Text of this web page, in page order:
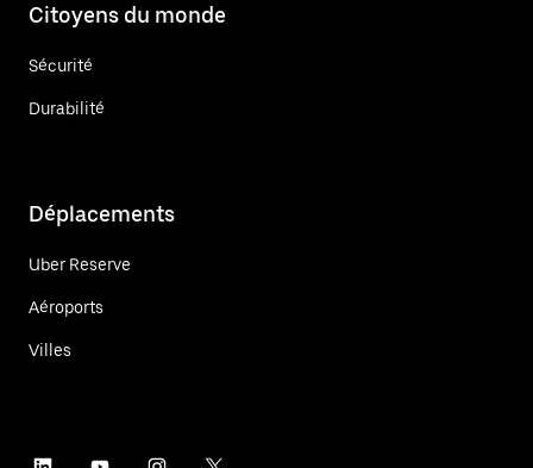
Citoyens du monde
Sécurité
Durabilité
Déplacements
Uber Reserve
Aéroports
Villes